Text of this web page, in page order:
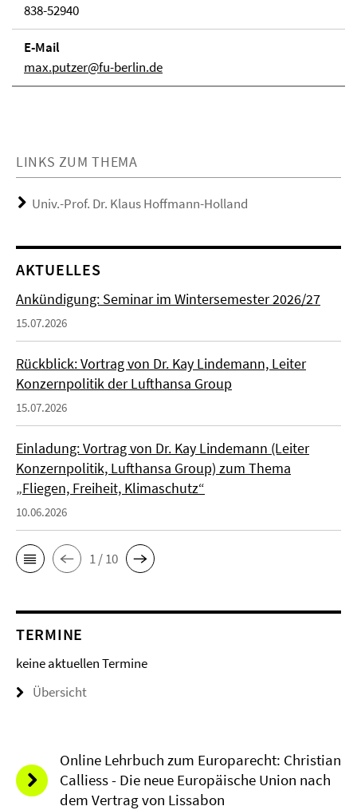
838-52940
E-Mail
max.putzer@fu-berlin.de
LINKS ZUM THEMA
Univ.-Prof. Dr. Klaus Hoffmann-Holland
AKTUELLES
Ankündigung: Seminar im Wintersemester 2026/27
15.07.2026
Rückblick: Vortrag von Dr. Kay Lindemann, Leiter
Konzernpolitik der Lufthansa Group
15.07.2026
Einladung: Vortrag von Dr. Kay Lindemann (Leiter
Konzernpolitik, Lufthansa Group) zum Thema
„Fliegen, Freiheit, Klimaschutz“
10.06.2026
1 / 10
TERMINE
keine aktuellen Termine
Übersicht
Online Lehrbuch zum Europarecht: Christian
Calliess - Die neue Europäische Union nach
dem Vertrag von Lissabon